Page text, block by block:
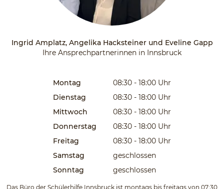
Ingrid Amplatz, Angelika Hacksteiner und Eveline Gapp
Ihre Ansprechpartnerinnen in Innsbruck
Montag 08:30 - 18:00 Uhr
Dienstag
08:30 - 18:00 Uhr
Mittwoch
08:30 - 18:00 Uhr
Donnerstag
08:30 - 18:00 Uhr
Freitag
08:30 - 18:00 Uhr
Samstag
geschlossen
Sonntag
geschlossen
Das Büro der Schülerhilfe Innsbruck ist montags bis freitags von 07:30